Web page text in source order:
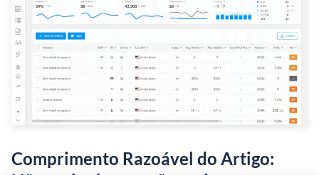
Comprimento Razoável do Artigo: